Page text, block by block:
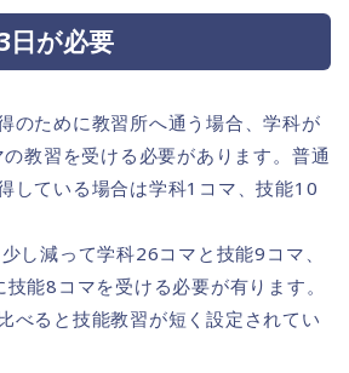
日が必要
のために教習所へ通う場合、学科が
教習を受ける必要があります。普通
している場合は学科1コマ、技能10
し減って学科26コマと技能9コマ、
能8コマを受ける必要が有ります。
べると技能教習が短く設定されてい